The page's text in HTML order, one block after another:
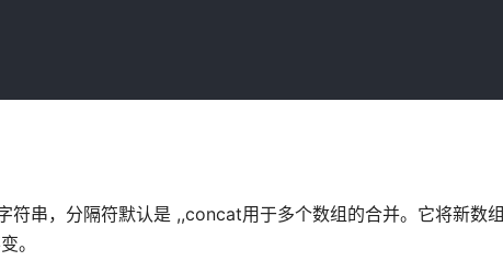
串，分隔符默认是 ,,concat用于多个数组的合并。它将新数组
。